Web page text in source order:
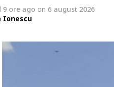
9 ore ago on 6 august 2026
Ionescu